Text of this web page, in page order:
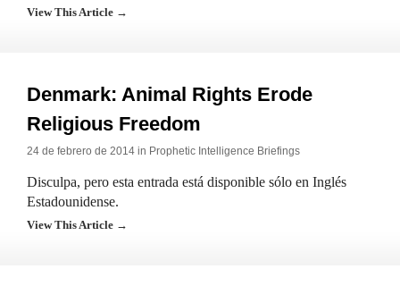
View This Article →
Denmark: Animal Rights Erode
Religious Freedom
24 de febrero de 2014 in Prophetic Intelligence Briefings
Disculpa, pero esta entrada está disponible sólo en Inglés
Estadounidense.
View This Article →